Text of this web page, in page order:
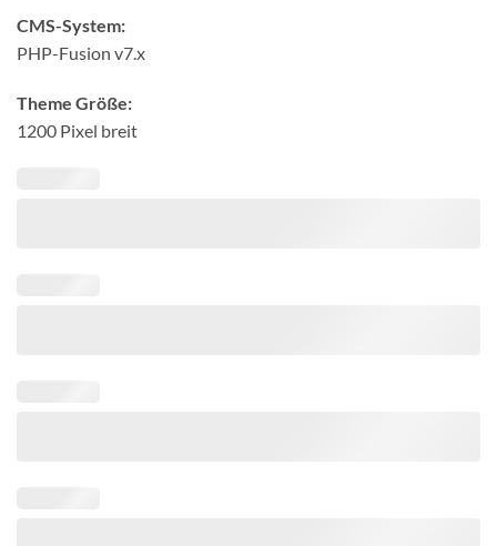
CMS-System:
PHP-Fusion v7.x
Theme Größe:
1200 Pixel breit